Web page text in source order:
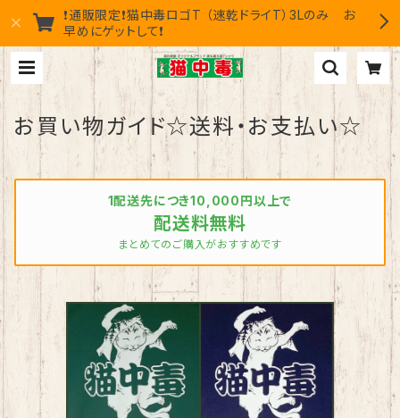
❗通販限定❗猫中毒ロゴT （速乾ドライT）3Lのみ お
早めにゲットして❗
お買い物ガイド☆送料・お支払い☆
1配送先につき10,000円以上で
配送料無料
まとめてのご購入がおすすめです